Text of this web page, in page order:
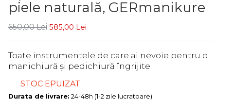
piele naturală, GERmanikure
650,00 Lei 585,00 Lei
Toate instrumentele de care ai nevoie pentru o
manichiură și pedichiură îngrijite.
STOC EPUIZAT
Durata de livrare: 24-48h (1-2 zile lucratoare)